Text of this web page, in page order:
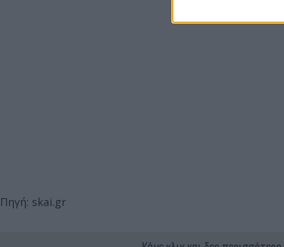
Πηγή: skai.gr